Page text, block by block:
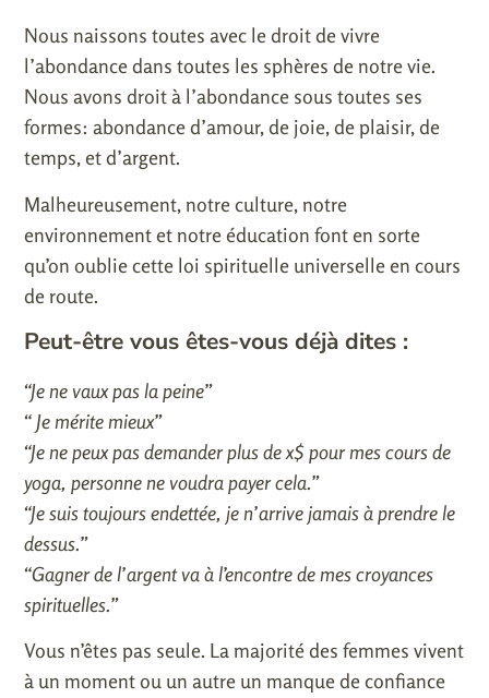
Nous naissons toutes avec le droit de vivre
l’abondance dans toutes les sphères de notre vie.
Nous avons droit à l’abondance sous toutes ses
formes: abondance d’amour, de joie, de plaisir, de
temps, et d’argent.
Malheureusement, notre culture, notre
environnement et notre éducation font en sorte
qu’on oublie cette loi spirituelle universelle en cours
de route.
Peut-être vous êtes-vous déjà dites :
“Je ne vaux pas la peine”
“ Je mérite mieux”
“Je ne peux pas demander plus de x$ pour mes cours de
yoga, personne ne voudra payer cela.”
“Je suis toujours endettée, je n’arrive jamais à prendre le
dessus.”
“Gagner de l’argent va à l’encontre de mes croyances
spirituelles.”
Vous n’êtes pas seule. La majorité des femmes vivent
à un moment ou un autre un manque de confiance